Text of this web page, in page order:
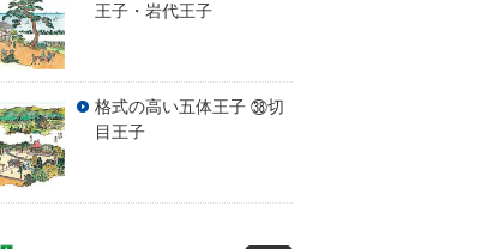
王子・岩代王子
格式の高い五体王子 ㊳切
目王子